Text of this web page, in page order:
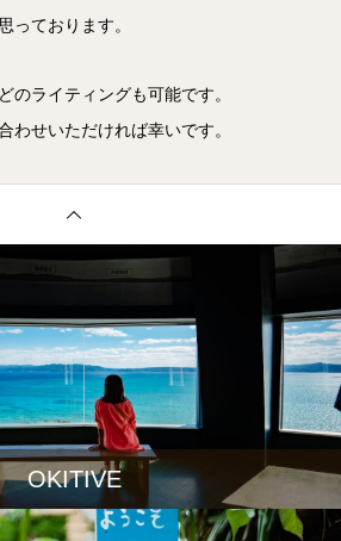
っております。
のライティングも可能です。
わせいただければ幸いです。
OKITIVE